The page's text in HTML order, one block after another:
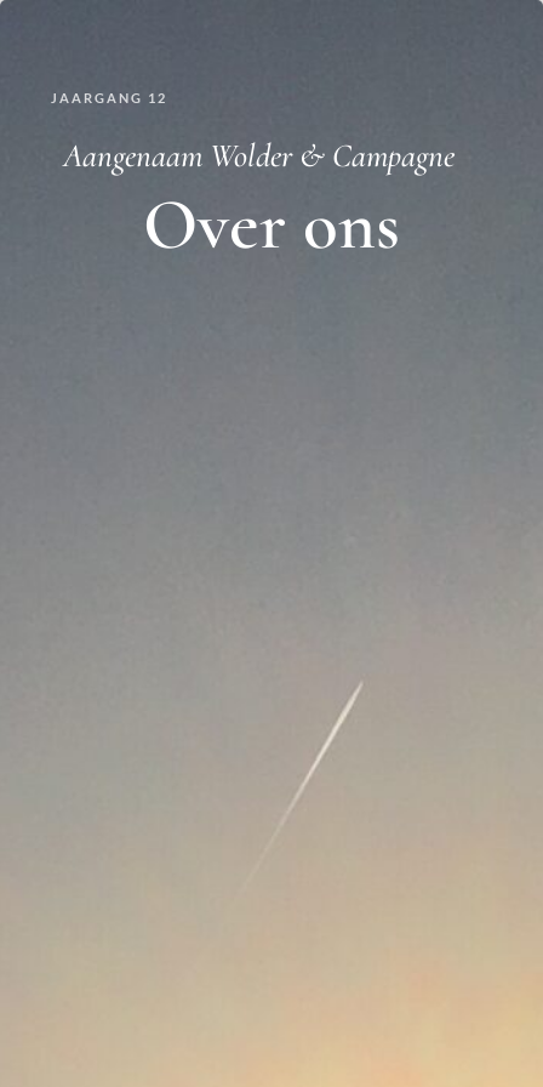
JAARGANG 12
Aangenaam Wolder & Campagne
Over ons